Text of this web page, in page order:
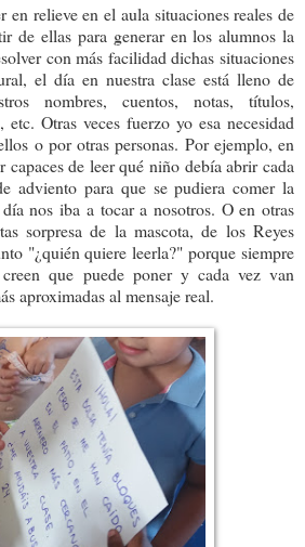
en relieve en el aula situaciones reales de
de ellas para generar en los alumnos la
con más facilidad dichas situaciones
el día en nuestra clase está lleno de
nombres, cuentos, notas, títulos,
etc. Otras veces fuerzo yo esa necesidad
o por otras personas. Por ejemplo, en
capaces de leer qué niño debía abrir cada
adviento para que se pudiera comer la
nos iba a tocar a nosotros. O en otras
sorpresa de la mascota, de los Reyes
"¿quién quiere leerla?" porque siempre
que puede poner y cada vez van
aproximadas al mensaje real.